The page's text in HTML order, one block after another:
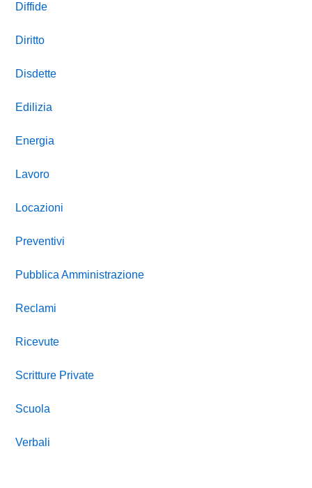
Diffide
Diritto
Disdette
Edilizia
Energia
Lavoro
Locazioni
Preventivi
Pubblica Amministrazione
Reclami
Ricevute
Scritture Private
Scuola
Verbali